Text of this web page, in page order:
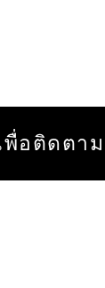
พื่อติดตาม